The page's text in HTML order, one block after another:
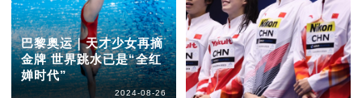
巴黎奥运｜天才少女再摘
金牌 世界跳水已是“全红
婵时代”
2024-08-26